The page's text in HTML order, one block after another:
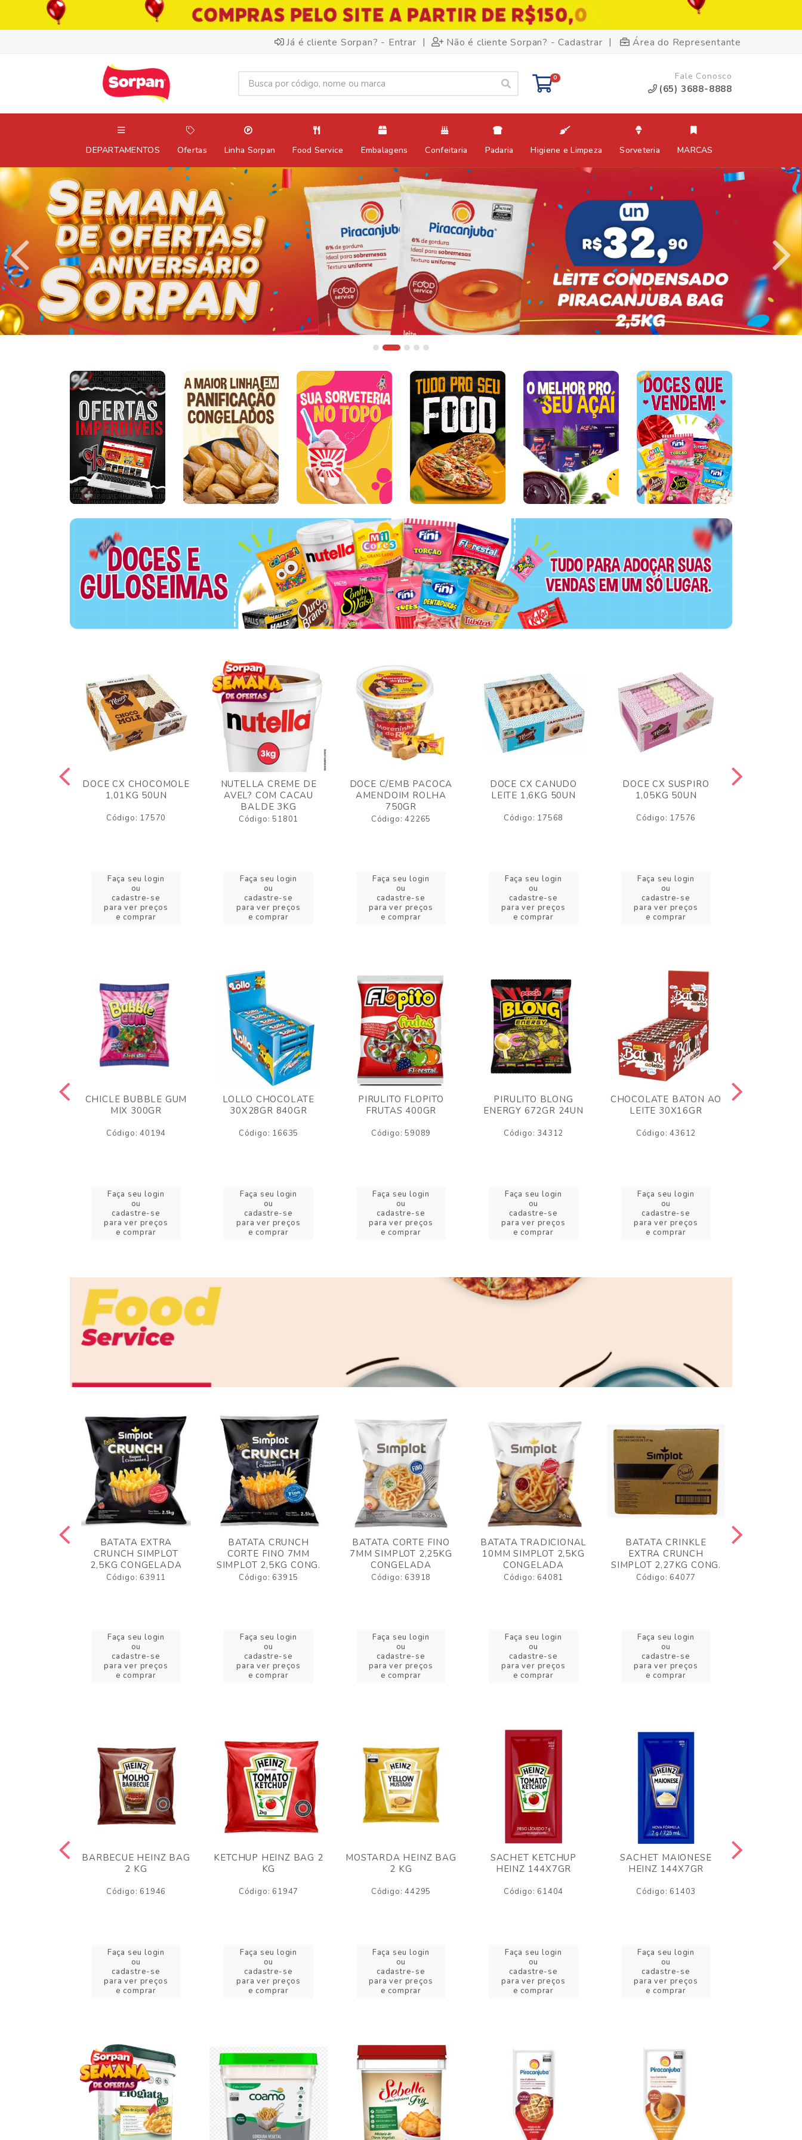
Já é cliente Sorpan? - Entrar | Não é cliente Sorpan? - Cadastrar | Área do Representante
0 Fale Conosco
(65) 3688-8888
DEPARTAMENTOS Ofertas Linha Sorpan Food Service Embalagens Confeitaria Padaria Higiene e Limpeza Sorveteria MARCAS
DOCE CX CHOCOMOLE
1,01KG 50UN
Código: 17570
Faça seu login
ou
cadastre-se
para ver preços
e comprar
NUTELLA CREME DE
AVEL? COM CACAU
BALDE 3KG
Código: 51801
Faça seu login
ou
cadastre-se
para ver preços
e comprar
DOCE C/EMB PACOCA
AMENDOIM ROLHA
750GR
Código: 42265
Faça seu login
ou
cadastre-se
para ver preços
e comprar
DOCE CX CANUDO
LEITE 1,6KG 50UN
Código: 17568
Faça seu login
ou
cadastre-se
para ver preços
e comprar
DOCE CX SUSPIRO
1,05KG 50UN
Código: 17576
Faça seu login
ou
cadastre-se
para ver preços
e comprar
CHICLE BUBBLE GUM
MIX 300GR
Código: 40194
Faça seu login
ou
cadastre-se
para ver preços
e comprar
LOLLO CHOCOLATE
30X28GR 840GR
Código: 16635
Faça seu login
ou
cadastre-se
para ver preços
e comprar
PIRULITO FLOPITO
FRUTAS 400GR
Código: 59089
Faça seu login
ou
cadastre-se
para ver preços
e comprar
PIRULITO BLONG
ENERGY 672GR 24UN
Código: 34312
Faça seu login
ou
cadastre-se
para ver preços
e comprar
CHOCOLATE BATON AO
LEITE 30X16GR
Código: 43612
Faça seu login
ou
cadastre-se
para ver preços
e comprar
BATATA EXTRA
CRUNCH SIMPLOT
2,5KG CONGELADA
Código: 63911
Faça seu login
ou
cadastre-se
para ver preços
e comprar
BATATA CRUNCH
CORTE FINO 7MM
SIMPLOT 2,5KG CONG.
Código: 63915
Faça seu login
ou
cadastre-se
para ver preços
e comprar
BATATA CORTE FINO
7MM SIMPLOT 2,25KG
CONGELADA
Código: 63918
Faça seu login
ou
cadastre-se
para ver preços
e comprar
BATATA TRADICIONAL
10MM SIMPLOT 2,5KG
CONGELADA
Código: 64081
Faça seu login
ou
cadastre-se
para ver preços
e comprar
BATATA CRINKLE
EXTRA CRUNCH
SIMPLOT 2,27KG CONG.
Código: 64077
Faça seu login
ou
cadastre-se
para ver preços
e comprar
BARBECUE HEINZ BAG
2 KG
Código: 61946
Faça seu login
ou
cadastre-se
para ver preços
e comprar
KETCHUP HEINZ BAG 2
KG
Código: 61947
Faça seu login
ou
cadastre-se
para ver preços
e comprar
MOSTARDA HEINZ BAG
2 KG
Código: 44295
Faça seu login
ou
cadastre-se
para ver preços
e comprar
SACHET KETCHUP
HEINZ 144X7GR
Código: 61404
Faça seu login
ou
cadastre-se
para ver preços
e comprar
SACHET MAIONESE
HEINZ 144X7GR
Código: 61403
Faça seu login
ou
cadastre-se
para ver preços
e comprar